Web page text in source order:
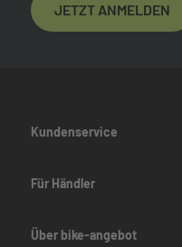
JETZT ANMELDEN
Kundenservice
Für Händler
Über bike-angebot